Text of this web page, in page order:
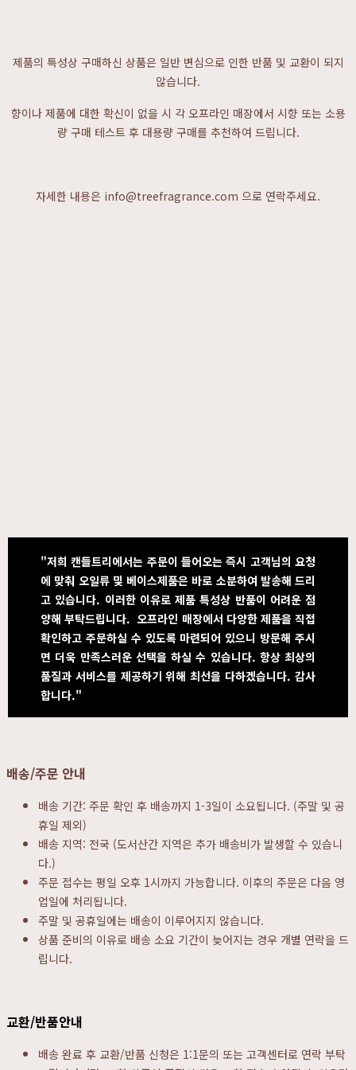
제품의 특성상 구매하신 상품은 일반 변심으로 인한 반품 및 교환이 되지
않습니다.
향이나 제품에 대한 확신이 없을 시 각 오프라인 매장에서 시향 또는 소용
량 구매 테스트 후 대용량 구매를 추천하여 드립니다.
자세한 내용은 info@treefragrance.com 으로 연락주세요.
"저희 캔들트리에서는 주문이 들어오는 즉시 고객님의 요청
에 맞춰 오일류 및 베이스제품은 바로 소분하여 발송해 드리
고 있습니다. 이러한 이유로 제품 특성상 반품이 어려운 점
양해 부탁드립니다. 오프라인 매장에서 다양한 제품을 직접
확인하고 주문하실 수 있도록 마련되어 있으니 방문해 주시
면 더욱 만족스러운 선택을 하실 수 있습니다. 항상 최상의
품질과 서비스를 제공하기 위해 최선을 다하겠습니다. 감사
합니다."
배송/주문 안내
배송 기간: 주문 확인 후 배송까지 1-3일이 소요됩니다. (주말 및 공
휴일 제외)
배송 지역: 전국 (도서산간 지역은 추가 배송비가 발생할 수 있습니
다.)
주문 접수는 평일 오후 1시까지 가능합니다. 이후의 주문은 다음 영
업일에 처리됩니다.
주말 및 공휴일에는 배송이 이루어지지 않습니다.
상품 준비의 이유로 배송 소요 기간이 늦어지는 경우 개별 연락을 드
립니다.
교환/반품안내
배송 완료 후 교환/반품 신청은 1:1문의 또는 고객센터로 연락 부탁